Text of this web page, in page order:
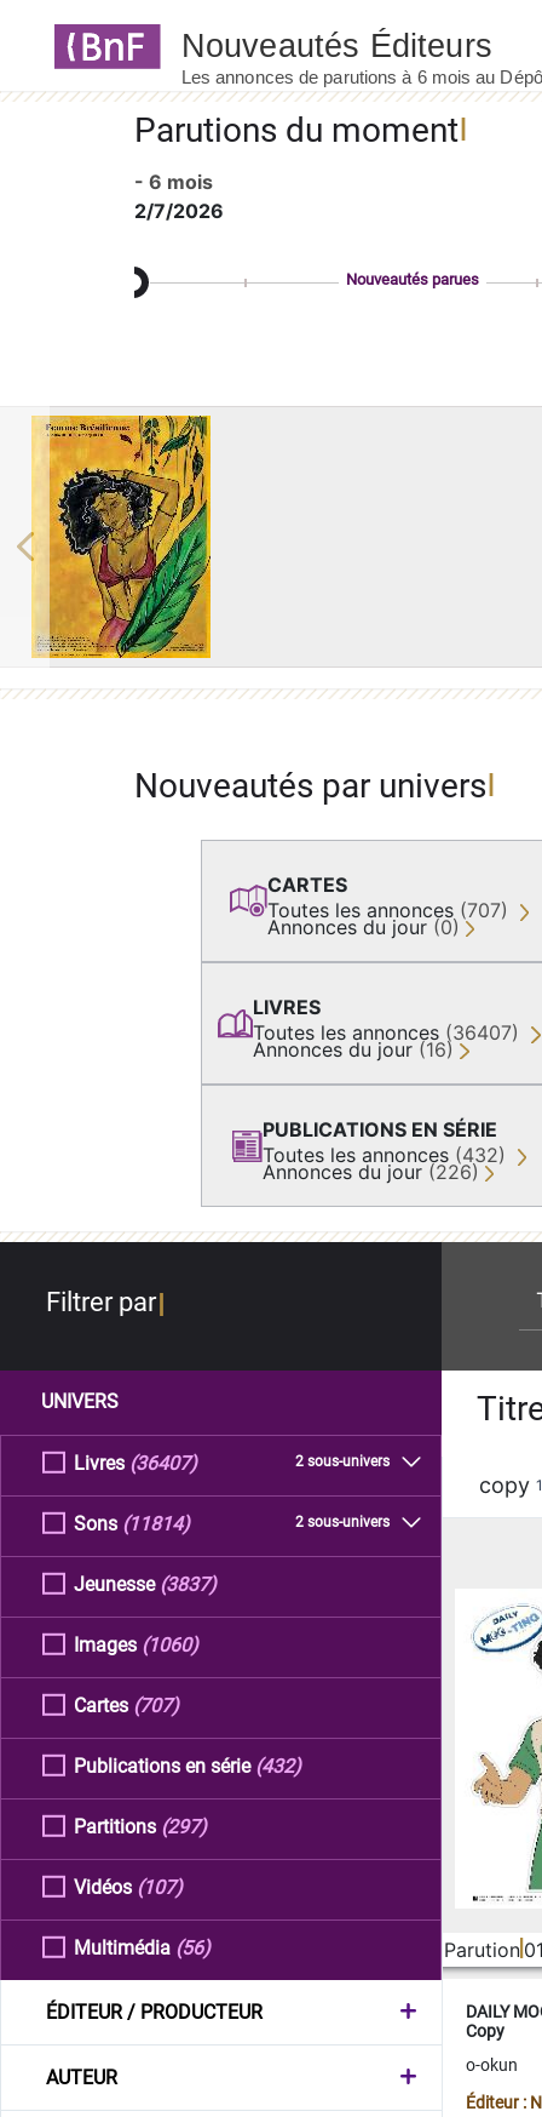
Parutions du moment
- 6 mois
2/7/2026
Nouveautés parues
Previous
Nouveautés par univers
CARTES
Toutes les annonces (707)
Annonces du jour (0)
LIVRES
Toutes les annonces (36407)
Annonces du jour (16)
PUBLICATIONS EN SÉRIE
Toutes les annonces (432)
Annonces du jour (226)
Filtrer par
UNIVERS
Livres 2 sous-univers
(36407)
Sons 2 sous-univers
(11814)
Jeunesse (3837)
Images (1060)
Cartes (707)
Publications en série (432)
Partitions (297)
Vidéos (107)
Multimédia (56)
ÉDITEUR / PRODUCTEUR
AUTEUR
copy
Parution
DAILY
Copy
o-okun
Éditeur :